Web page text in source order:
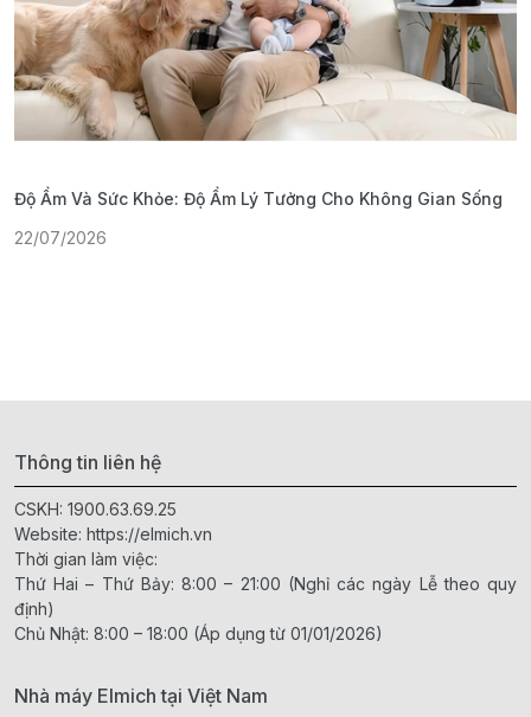
Độ Ẩm Và Sức Khỏe: Độ Ẩm Lý Tưởng Cho Không Gian Sống
22/07/2026
Thông tin liên hệ
CSKH: 1900.63.69.25
Website: https://elmich.vn
Thời gian làm việc:
Thứ Hai – Thứ Bảy: 8:00 – 21:00 (Nghỉ các ngày Lễ theo quy
định)
Chủ Nhật: 8:00 – 18:00 (Áp dụng từ 01/01/2026)
Nhà máy Elmich tại Việt Nam